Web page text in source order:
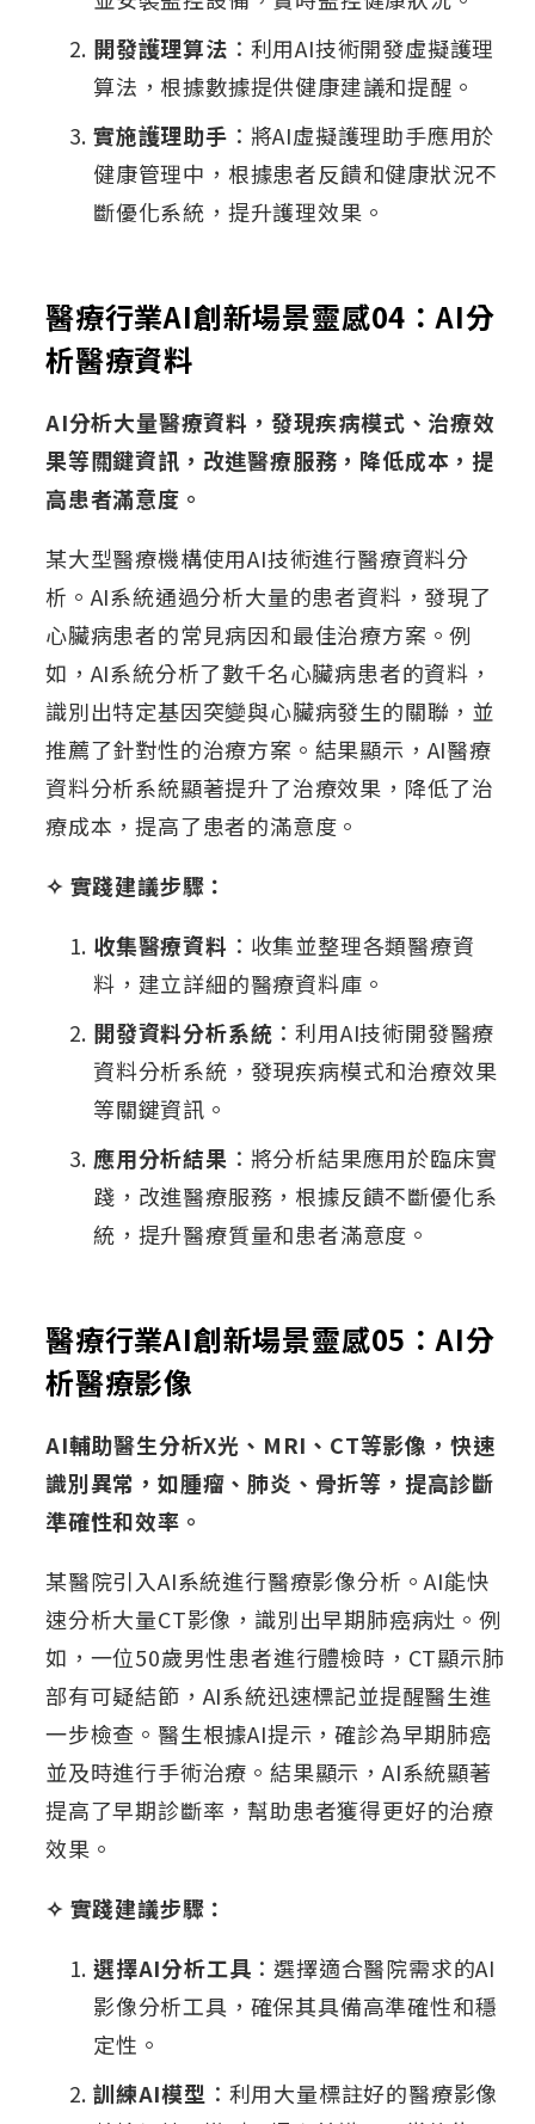
開發護理算法 ：利用AI技術開發虛擬護理
算法，根據數據提供健康建議和提醒。
實施護理助手 ：將AI虛擬護理助手應用於
健康管理中，根據患者反饋和健康狀況不
斷優化系統，提升護理效果。
醫療行業AI創新場景靈感04：AI分
析醫療資料
AI分析大量醫療資料，發現疾病模式、治療效
果等關鍵資訊，改進醫療服務，降低成本，提
高患者滿意度。
某大型醫療機構使用AI技術進行醫療資料分
析。AI系統通過分析大量的患者資料，發現了
心臟病患者的常見病因和最佳治療方案。例
如，AI系統分析了數千名心臟病患者的資料，
識別出特定基因突變與心臟病發生的關聯，並
推薦了針對性的治療方案。結果顯示，AI醫療
資料分析系統顯著提升了治療效果，降低了治
療成本，提高了患者的滿意度。
✧ 實踐建議步驟：
收集醫療資料 ：收集並整理各類醫療資
料，建立詳細的醫療資料庫。
開發資料分析系統 ：利用AI技術開發醫療
資料分析系統，發現疾病模式和治療效果
等關鍵資訊。
應用分析結果 ：將分析結果應用於臨床實
踐，改進醫療服務，根據反饋不斷優化系
統，提升醫療質量和患者滿意度。
醫療行業AI創新場景靈感05：AI分
析醫療影像
AI輔助醫生分析X光、MRI、CT等影像，快速
識別異常，如腫瘤、肺炎、骨折等，提高診斷
準確性和效率。
某醫院引入AI系統進行醫療影像分析。AI能快
速分析大量CT影像，識別出早期肺癌病灶。例
如，一位50歲男性患者進行體檢時，CT顯示肺
部有可疑結節，AI系統迅速標記並提醒醫生進
一步檢查。醫生根據AI提示，確診為早期肺癌
並及時進行手術治療。結果顯示，AI系統顯著
提高了早期診斷率，幫助患者獲得更好的治療
效果。
✧ 實踐建議步驟：
選擇AI分析工具 ：選擇適合醫院需求的AI
影像分析工具，確保其具備高準確性和穩
定性。
訓練AI模型 ：利用大量標註好的醫療影像